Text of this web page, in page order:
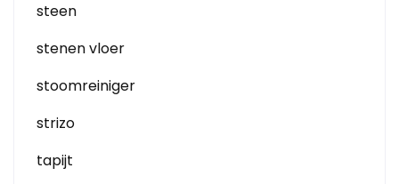
steen
stenen vloer
stoomreiniger
strizo
tapijt